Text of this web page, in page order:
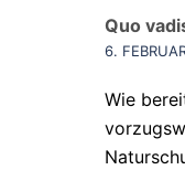
Quo
6.
Wie